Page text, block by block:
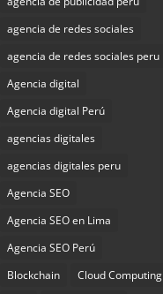
agencia de redes sociales
agencia de redes sociales peru
Agencia digital
Agencia digital Perú
agencias digitales
agencias digitales peru
Agencia SEO
Agencia SEO en Lima
Agencia SEO Perú
Blockchain
Cloud Computing